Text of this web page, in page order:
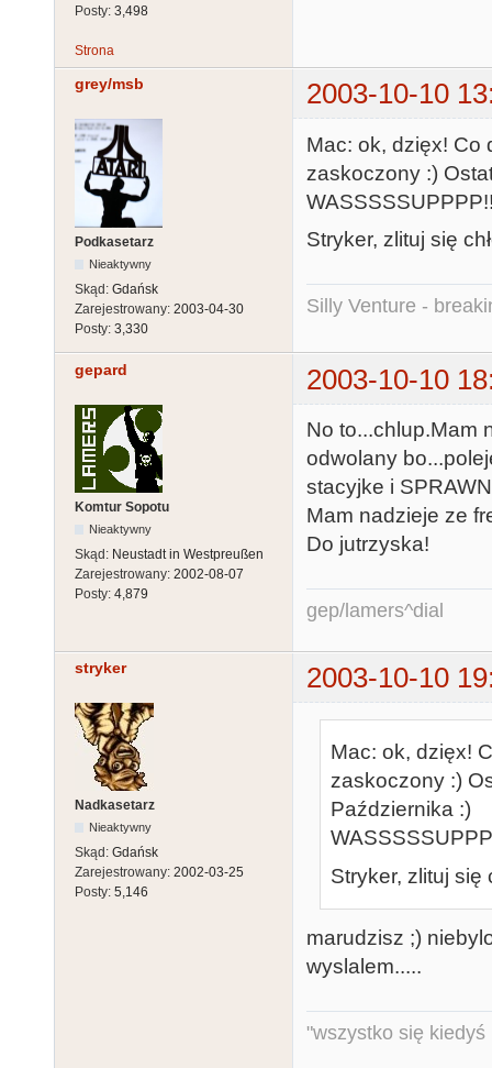
Posty: 3,498
Strona
grey/msb 2003-10-10
Podkasetarz
Nieaktywny
Skąd: Gdańsk
Zarejestrowany: 2003-04-30
Posty: 3,330
Mac: ok, dzięx! Co
zaskoczony :)
Stryker, zlituj się
Silly Venture -
gepard 2003-10-10
Komtur Sopotu
Nieaktywny
Skąd: Neustadt in Westpreußen
Zarejestrowany: 2002-08-07
Posty: 4,879
No to...chlup.Mam
odwolany
stacyjke i
Mam nadzieje ze
Do jutrzyska!
gep/lamers^dial
stryker 2003-10-10
Nadkasetarz
Nieaktywny
Skąd: Gdańsk
Zarejestrowany: 2002-03-25
Posty: 5,146
Mac: ok, dzięx!
zaskoczony :)
Października :)
Stryker, zlituj się
marudzisz ;)
wyslalem.....
"wszystko się kiedyś